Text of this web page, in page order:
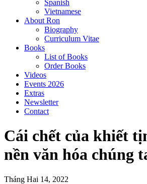
Spanish
Vietnamese
About Ron
Biography
Curriculum Vitae
Books
List of Books
Order Books
Videos
Events 2026
Extras
Newsletter
Contact
Cái chết của khiết
nền văn hóa chúng
Tháng Hai 14, 2022